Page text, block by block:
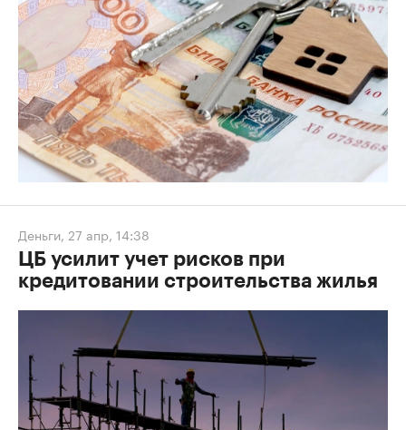
Деньги, 27 апр, 14:38
ЦБ усилит учет рисков при
кредитовании строительства жилья